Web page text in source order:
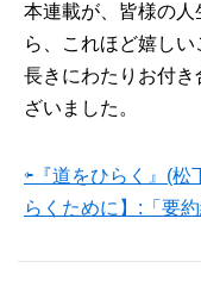
本連載が、皆様の
ら、これほど嬉しい
長きにわたりお付
ざいました。
⇦『道をひらく』(松
らくために】:「要約